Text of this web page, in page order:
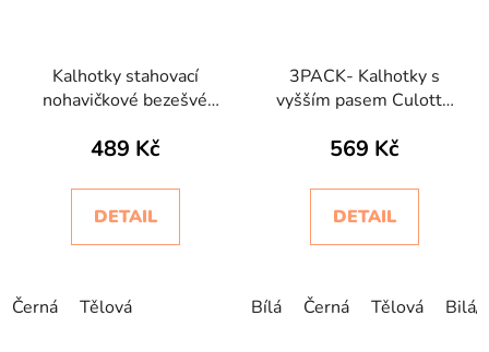
Kalhotky stahovací
nohavičkové bezešvé
489 Kč
DETAIL
Černá Tělová
3PACK- Kalhotky s
vyšším pasem Culotte
569 Kč
DETAIL
Bílá Černá Tělová Bilá/